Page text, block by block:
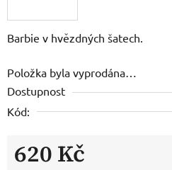
Barbie v hvězdných šatech.
Položka byla vyprodána…
Dostupnost
Kód:
620 Kč